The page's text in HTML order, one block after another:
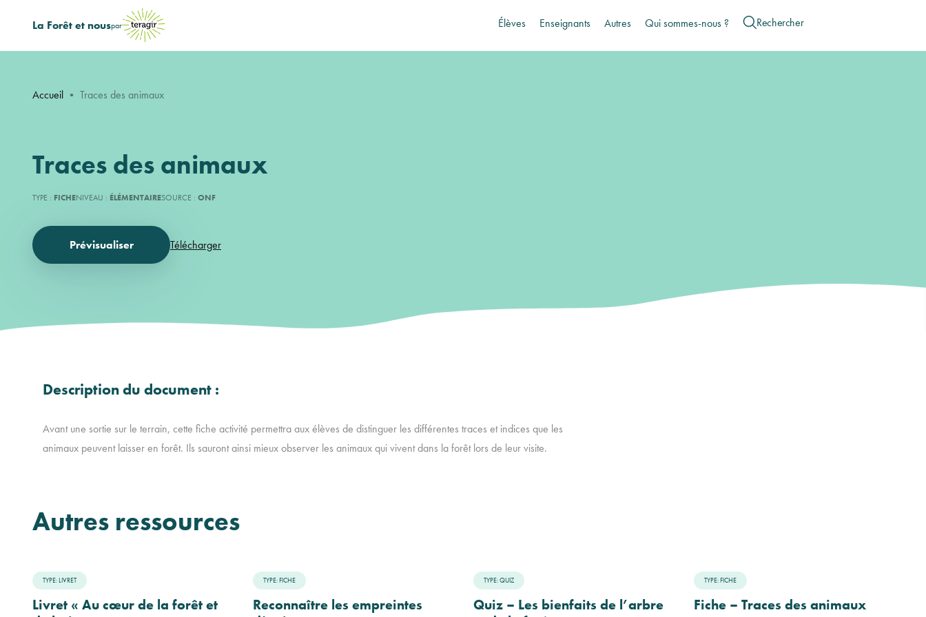
La Forêt et nouspar Élèves Enseignants Autres Qui sommes-nous ?
Accueil • Traces des animaux
Traces des animaux
TYPE : FICHENIVEAU : ÉLÉMENTAIRESOURCE : ONF
Prévisualiser Télécharger
Description du document :
Avant une sortie sur le terrain, cette fiche activité permettra aux élèves de distinguer les différentes traces et indices que les
animaux peuvent laisser en forêt. Ils sauront ainsi mieux observer les animaux qui vivent dans la forêt lors de leur visite.
Autres ressources
TYPE: LIVRET
Livret « Au cœur de la forêt et
TYPE: FICHE
Reconnaître les empreintes
TYPE: QUIZ
Quiz – Les bienfaits de l’arbre
TYPE: FICHE
Fiche – Traces des animaux